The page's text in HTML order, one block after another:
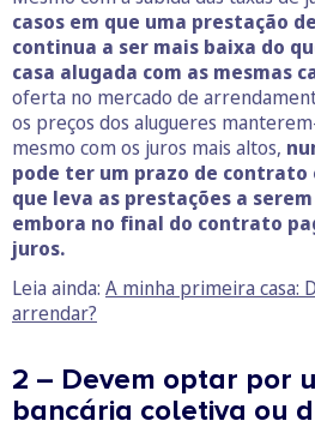
casos em que uma prestação
continua a ser mais baixa do
casa alugada com as mesmas
oferta no mercado de
os preços dos alugueres
mesmo com os juros mais altos,
pode ter um prazo de contrato
que leva as prestações a
embora no final do contrato
juros.
Leia ainda: A minha primeira casa:
arrendar?
2 – Devem optar por
bancária coletiva ou